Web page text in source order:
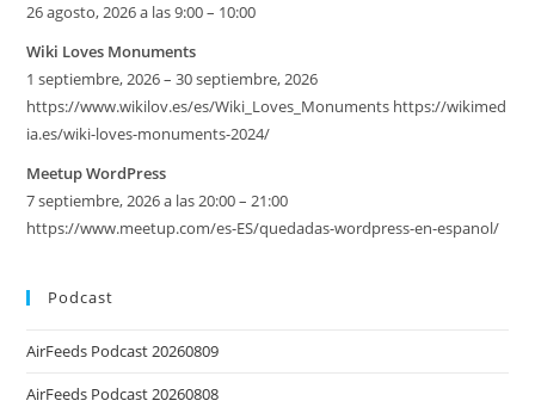
26 agosto, 2026 a las 9:00 – 10:00
Wiki Loves Monuments
1 septiembre, 2026 – 30 septiembre, 2026
https://www.wikilov.es/es/Wiki_Loves_Monuments https://wikimed
ia.es/wiki-loves-monuments-2024/
Meetup WordPress
7 septiembre, 2026 a las 20:00 – 21:00
https://www.meetup.com/es-ES/quedadas-wordpress-en-espanol/
Podcast
AirFeeds Podcast 20260809
AirFeeds Podcast 20260808